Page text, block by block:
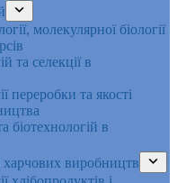
молекулярної біології
та селекції в
переробки та якості
біотехнологій в
харчових виробництв